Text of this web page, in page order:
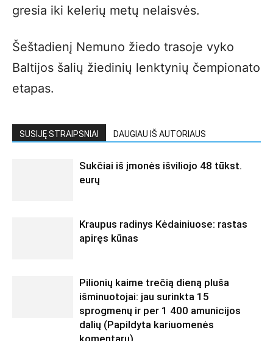
gresia iki kelerių metų nelaisvės.
Šeštadienį Nemuno žiedo trasoje vyko
Baltijos šalių žiedinių lenktynių čempionato
etapas.
SUSIJĘ STRAIPSNIAI DAUGIAU IŠ AUTORIAUS
Sukčiai iš įmonės išviliojo 48 tūkst.
eurų
Kraupus radinys Kėdainiuose: rastas
apiręs kūnas
Pilionių kaime trečią dieną pluša
išminuotojai: jau surinkta 15
sprogmenų ir per 1 400 amunicijos
dalių (Papildyta kariuomenės